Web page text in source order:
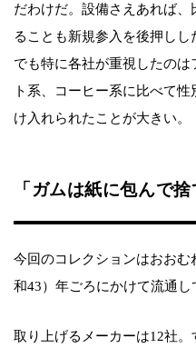
だわけだ。設備さえあれば
ることも新規参入を後押し
でも特に各社が重視したの
ト系、コーヒー系に比べて
け入れられたことが大きい。
「ガムは紙に包んで
今回のコレクションはおおむ
和43）年ごろにかけて流通し
取り上げるメーカーは12社